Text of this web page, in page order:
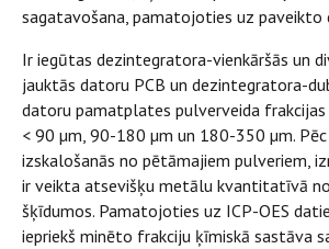
sagatavošana, pamatojoties uz paveikto
Ir iegūtas dezintegratora-vienkāršās un
jauktās datoru PCB un dezintegratora-
datoru pamatplates pulverveida
< 90 µm, 90-180 µm un 180-350 µm.
izskalošanās no pētāmajiem pulveriem,
ir veikta atsevišķu metālu kvantitatīvā
šķīdumos. Pamatojoties uz ICP-OES
iepriekš minēto frakciju ķīmiskā sastāva